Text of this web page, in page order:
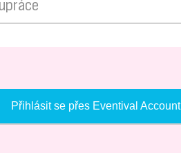
Přihlásit se přes Eventival Account